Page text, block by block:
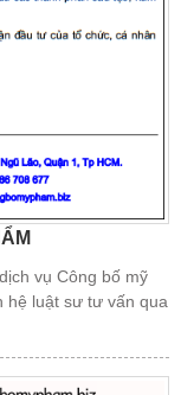
vụ Công bố mỹ
hệ luật sư tư vấn qua